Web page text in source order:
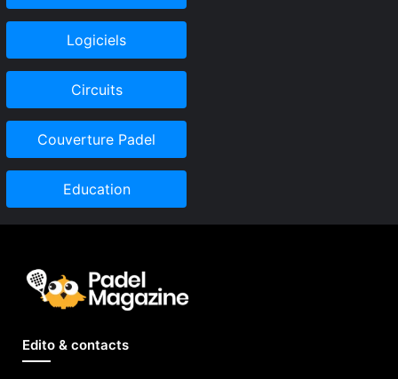
Logiciels
Circuits
Couverture Padel
Education
Edito & contacts